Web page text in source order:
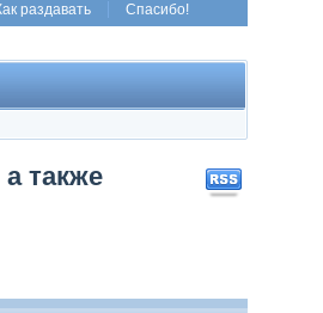
раздавать Спасибо!
также